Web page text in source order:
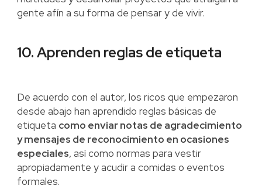
gente afín a su forma de pensar y de vivir.
10. Aprenden reglas de etiqueta
De acuerdo con el autor, los ricos que empezaron
desde abajo han aprendido reglas básicas de
etiqueta como enviar notas de agradecimiento
y mensajes de reconocimiento en ocasiones
especiales, así como normas para vestir
apropiadamente y acudir a comidas o eventos
formales.